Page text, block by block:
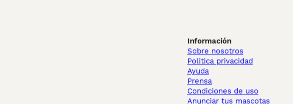
Información
Sobre nosotros
Politica privacidad
Ayuda
Prensa
Condiciones de uso
Anunciar tus mascotas